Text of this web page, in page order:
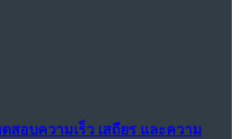
ดสอบความเร็ว เสถียร และความ